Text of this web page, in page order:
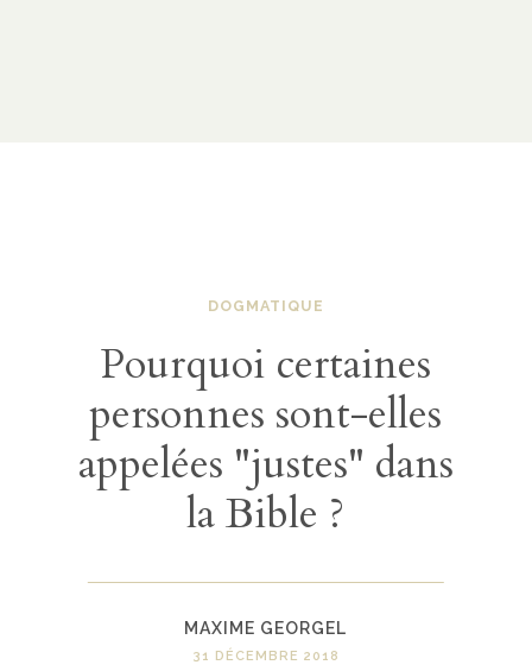
DOGMATIQUE
Pourquoi certaines
personnes sont-elles
appelées "justes" dans
la Bible ?
MAXIME GEORGEL
31 DÉCEMBRE 2018